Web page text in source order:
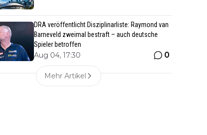
DRA veröffentlicht Disziplinarliste: Raymond van
Barneveld zweimal bestraft – auch deutsche
Spieler betroffen
Aug 04, 17:30 0
Mehr Artikel